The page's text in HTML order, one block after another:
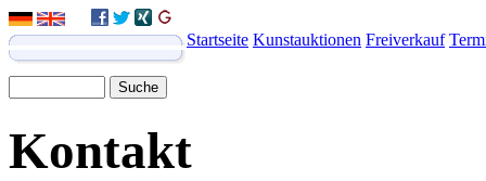
Startseite Kunstauktionen Freiverkauf
Kontakt